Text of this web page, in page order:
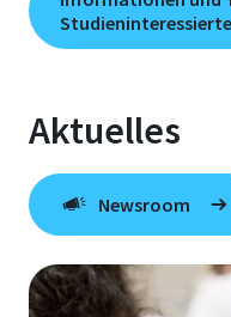
Studieninteressierte
Aktuelles
Newsroom